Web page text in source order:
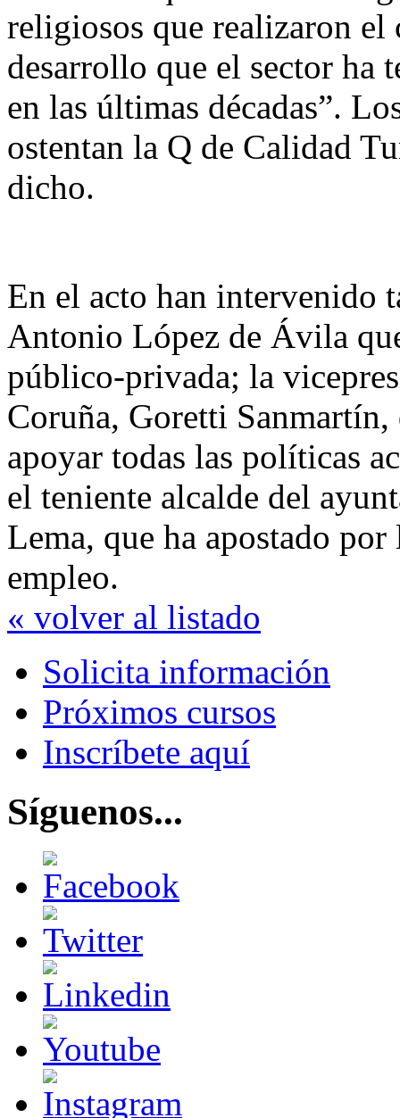
religiosos que realizaron el
desarrollo que el sector ha
en las últimas décadas”.
ostentan la Q de Calidad
dicho.
En el acto han intervenido
Antonio López de Ávila
público-privada; la
Coruña, Goretti
apoyar todas las políticas
el teniente alcalde del
Lema, que ha apostado
empleo.
« volver al listado
Solicita información
Próximos cursos
Inscríbete aquí
Síguenos...